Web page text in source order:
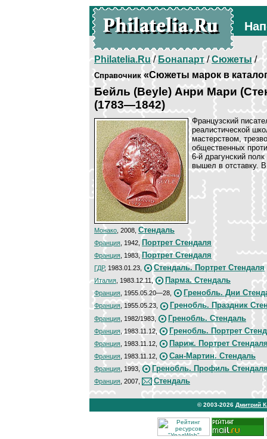
Philatelia.Ru/Бонапарт/Сюжеты/
Справочник«Сюжеты марок в
Бейль (Beyle) Анри Мари
(1783—1842)
Французский
реалистической
мастерством,
общественных
6-й драгунский
вышел в отставку.
Монако , 2008, Стендаль
Франция , 1942, Портрет Стендаля
Франция , 1983,Портрет Стендаля
ГДР, 1983.01.23, Стендаль. Портрет Стендаля
Италия , 1983.12.11, Парма. Стендаль
Франция , 1955.05.20—28, Гренобль. Дни
Франция , 1955.05.23, Гренобль. Праздник
Франция , 1982/1983, Гренобль. Стендаль
Франция , 1983.11.12, Гренобль. Портрет
Франция , 1983.11.12, Париж. Портрет
Франция , 1983.11.12, Сан-Мартин. Стендаль
Франция , 1993, Гренобль. Профиль
Франция , 2007, Стендаль
© 2003-2026 Дмитрий